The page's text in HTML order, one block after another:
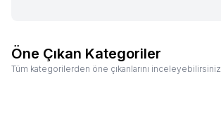
Öne Çıkan Kategoriler
Tüm kategorilerden öne çıkanlarını inceleyebilirsiniz